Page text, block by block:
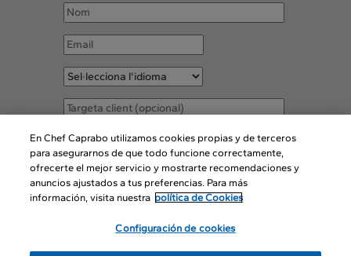
Accepto lesCondicions legals
SUBSCRIURE
En Chef Caprabo utilizamos cookies propias y de terceros
para asegurarnos de que todo funcione correctamente,
ofrecerte el mejor servicio y mostrarte recomendaciones y
anuncios ajustados a tus preferencias. Para más
información, visita nuestra política de Cookies
Configuración de cookies